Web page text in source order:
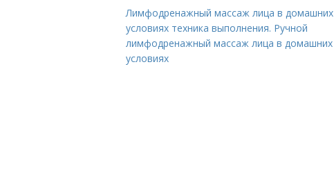
Лимфодренажный массаж лица в домашних
условиях техника выполнения. Ручной
лимфодренажный массаж лица в домашних
условиях